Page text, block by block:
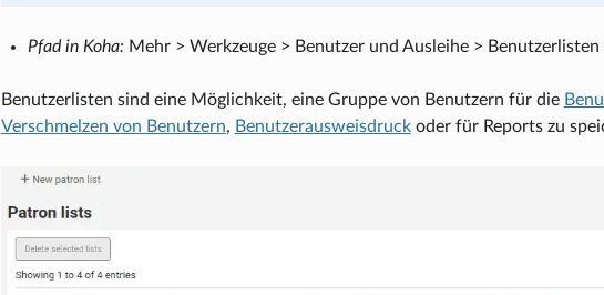
Pfad in Koha:Mehr > Werkzeuge > Benutzer und Ausleihe > Benutzerlisten
Benutzerlisten sind eine Möglichkeit, eine Gruppe von Benutzern für die
Verschmelzen von Benutzern, Benutzerausweisdruckoder für Reports zu